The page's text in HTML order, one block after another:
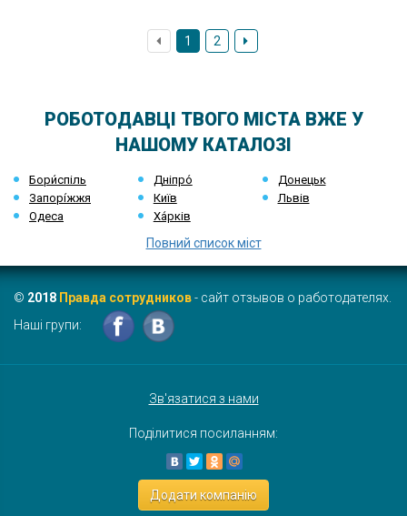
1 2
РОБОТОДАВЦІ ТВОГО МІСТА ВЖЕ У
НАШОМУ КАТАЛОЗІ
Бори́спіль Дніпро́
Донецьк
Запорі́жжя
Київ
Львів
Одеса
Ха́рків
Повний список міст
© 2018 Правда сотрудников- сайт отзывов о работодателях.
Наші групи:
Зв'язатися з нами
Поділитися посиланням:
Додати компанію